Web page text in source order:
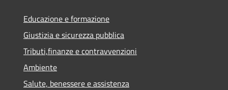
Educazione e formazione
Giustizia e sicurezza pubblica
Tributi,finanze e contravvenzioni
Ambiente
Salute, benessere e assistenza